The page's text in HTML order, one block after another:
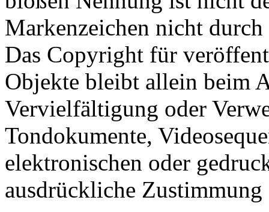
Markenzeichen nicht
Das Copyright für
Objekte bleibt allein beim
Vervielfältigung oder
Tondokumente,
elektronischen oder
ausdrückliche